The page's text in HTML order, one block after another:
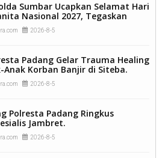
Sumbar Ucapkan Selamat Hari
Nasional 2027, Tegaskan
sebagai Pilar Bangsa
2026-8-5
Padang Gelar Trauma Healing
Anak Korban Banjir di Siteba.
2026-8-5
Polresta Padang Ringkus
Jambret.
2026-8-5